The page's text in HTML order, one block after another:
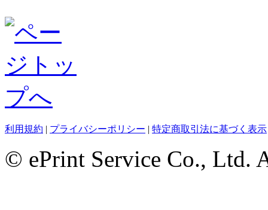
利用規約 | プライバシーポリシー | 特定商取引法に基づく表示
© ePrint Service Co., Ltd.